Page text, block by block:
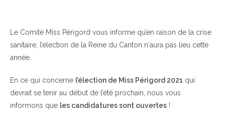
Le Comité Miss Périgord vous informe qu’en raison de la crise
sanitaire, l’élection de la Reine du Canton n‘aura pas lieu cette
année.
En ce qui concerne l’élection de Miss Périgord 2021 qui
devrait se tenir au début de l’été prochain, nous vous
informons que les candidatures sont ouvertes !